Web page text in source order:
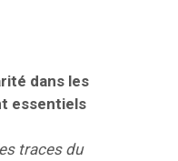
dans les
essentiels
traces du